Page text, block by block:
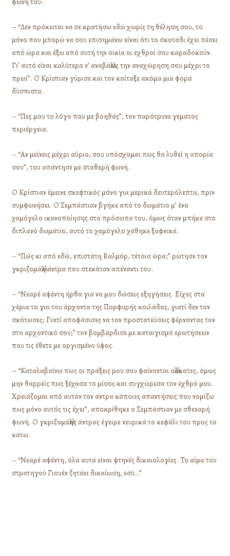
– “Δεν πρόκειται να σε κρατήσω εδώ χωρίς τη θέληση σου, το
μόνο που μπορώ να σου επισημάνω είναι ότι το σκοτάδι έχει πέσει
από ώρα και έξω από αυτή την οικία οι εχθροί σου καραδοκούν.
Γι’ αυτό είναι καλύτερα ν’ αναβάλλεις την αναχώρηση σου μέχρι το
πρωί”. Ο Κρίστιαν γύρισε και τον κοίταξε ακόμα μια φορά
δύσπιστα.
– “Πες μου το λόγο που με βοηθάς”, τον παρότρυνε γεμάτος
περιέργεια.
– “Αν μείνεις μέχρι αύριο, σου υπόσχομαι πως θα λυθεί η απορία
σου”, του απάντησε με σταθερή φωνή.
Ο Κρίστιαν έμεινε σκεφτικός μόνο για μερικά δευτερόλεπτα, πριν
συμφωνήσει. Ο Σεμπάστιαν βγήκε από το δωμάτιο μ’ ένα
χαμόγελο ικανοποίησης στο πρόσωπο του, όμως όταν μπήκε στο
διπλανό δωμάτιο, αυτό το χαμόγελο χάθηκε ξαφνικά.
– “Πώς κι από εδώ, επιστάτη Βαλμόρ, τέτοια ώρα;” ρώτησε τον
γκριζομάλλη άντρα που στεκόταν απέναντι του.
– “Νεαρέ αφέντη ήρθα για να μου δώσεις εξηγήσεις. Είχες στα
χέρια το γιο του άρχοντα της Πορφυρής κοιλάδας, γιατί δεν τον
σκότωσες; Γιατί αποφάσισες να τον προστατεύσεις φέρνοντας τον
στο αρχοντικό σου;” τον βομβάρδισε με καταιγισμό ερωτήσεων
που τις έθετε με οργισμένο ύφος.
– “Καταλαβαίνω πως οι πράξεις μου σου φαίνονται αλλόκοτες, όμως
μην θαρρείς πως ξέχασα το μίσος και συγχώρεσα τον εχθρό μου.
Χρειάζομαι από αυτόν τον άντρα κάποιες απαντήσεις που νομίζω
πως μόνο αυτός τις έχει”, αποκρίθηκε ο Σεμπάστιαν με σθεναρή
φωνή. Ο γκριζομάλλης άντρας έγειρε νευρικά το κεφάλι του προς τα
κάτω.
– “Νεαρέ αφέντη, όλα αυτά είναι φτηνές δικαιολογίες. Το αίμα του
στρατηγού Γιουέν ζητάει δικαίωση, εσύ…”